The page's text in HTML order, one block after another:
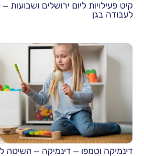
קיט פעילויות ליום ירושלים ושבועות –
לעבודה בגן
דינמיקה וטמפו – דינמיקה – השיטה